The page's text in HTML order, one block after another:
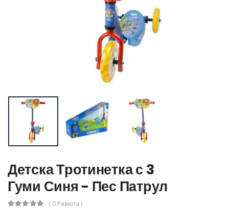
Детска Тротинетка с 3
Гуми Синя - Пес Патрул
( 0 Ревюта )